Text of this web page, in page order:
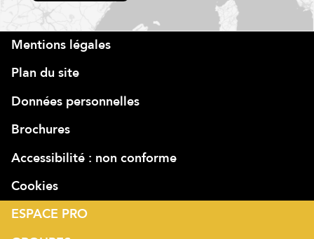
Mentions légales
Plan du site
Données personnelles
Brochures
Accessibilité : non conforme
Cookies
ESPACE PRO